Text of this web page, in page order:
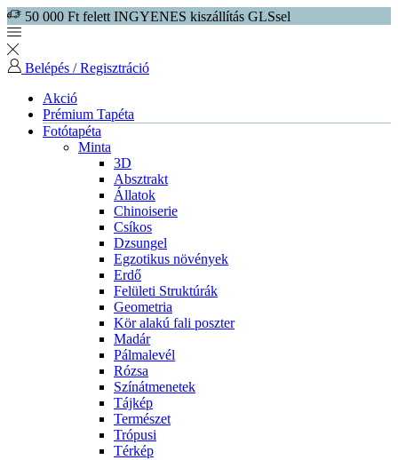
50 000 Ft felett INGYENES kiszállítás GLSsel
Belépés / Regisztráció
Akció
Prémium Tapéta
Fotótapéta
Minta
3D
Absztrakt
Állatok
Chinoiserie
Csíkos
Dzsungel
Egzotikus növények
Erdő
Felületi Struktúrák
Geometria
Kör alakú fali poszter
Madár
Pálmalevél
Rózsa
Színátmenetek
Tájkép
Természet
Trópusi
Térkép